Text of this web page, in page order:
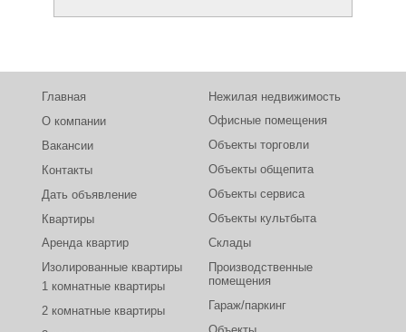
Главная
О компании
Вакансии
Контакты
Дать объявление
Квартиры
Аренда квартир
Изолированные квартиры
1 комнатные квартиры
2 комнатные квартиры
Нежилая недвижимость
Офисные помещения
Объекты торговли
Объекты общепита
Объекты сервиса
Объекты культбыта
Склады
Производственные
помещения
Гараж/паркинг